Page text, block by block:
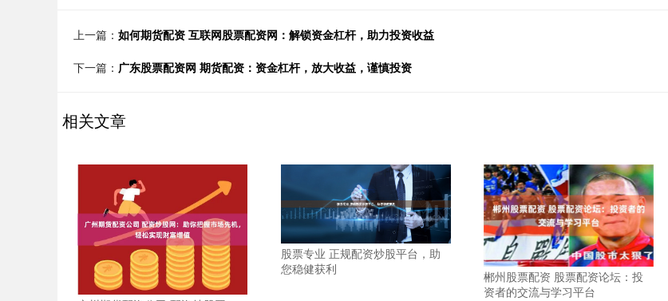
上一篇： 如何期货配资 互联网股票配资网：解锁资金杠杆，助力投资收益
下一篇： 广东股票配资网 期货配资：资金杠杆，放大收益，谨慎投资
相关文章
股票专业 正规配资炒股平台，助
您稳健获利
郴州股票配资 股票配资论坛：投
资者的交流与学习平台